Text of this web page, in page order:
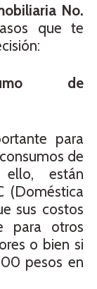
No.
que te
de
para
de
están
(Doméstica
sus costos
para otros
o bien si
pesos en